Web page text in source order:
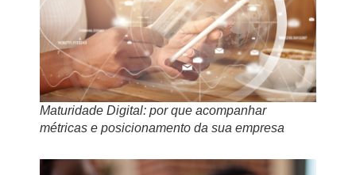
Maturidade Digital: por que acompanhar
métricas e posicionamento da sua empresa